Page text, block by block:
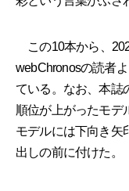
この10本から、
webChronosの読者
ている。なお、本誌
順位が上がったモデ
モデルには下向き矢
出しの前に付けた。